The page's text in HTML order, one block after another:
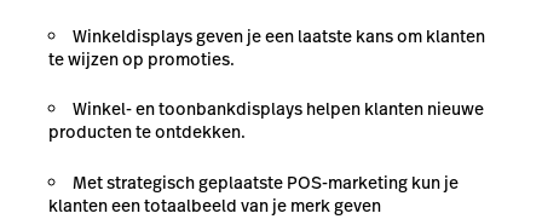
Winkeldisplays geven je een laatste kans om klanten
te wijzen op promoties.
Winkel- en toonbankdisplays helpen klanten nieuwe
producten te ontdekken.
Met strategisch geplaatste POS-marketing kun je
klanten een totaalbeeld van je merk geven